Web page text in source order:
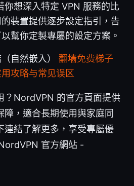
你想深入特定 VPN 服務的比
裝置提供逐步設定指引，告
幫你定製專屬的設定方案。
自然嵌入） 翻墙免费梯子
攻略与常见误区
？NordVPN 的官方頁面提供
障，適合長期使用與家庭同
連結了解更多，享受專屬優
官方網站 -